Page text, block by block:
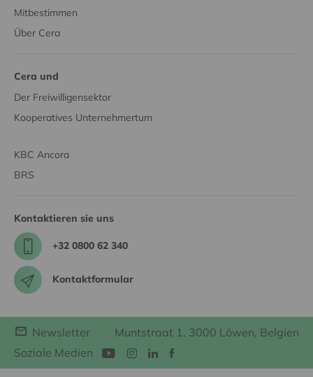
Mitbestimmen
Über Cera
Cera und
Der Freiwilligensektor
Kooperatives Unternehmertum
KBC Ancora
BRS
Kontaktieren sie uns
+32 0800 62 340
Kontaktformular
Newsletter
Muntstraat 1, 3000 Löwen, Belgien
Soziale Medien